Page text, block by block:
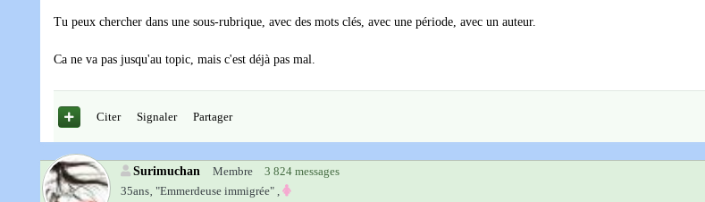
Tu peux chercher dans une sous-rubrique, avec des mots clés, avec une période, avec un auteur.
Ca ne va pas jusqu'au topic, mais c'est déjà pas mal.
Citer Signaler Partager
Surimuchan Membre 3 824 messages
35ans‚ "Emmerdeuse immigrée" ,